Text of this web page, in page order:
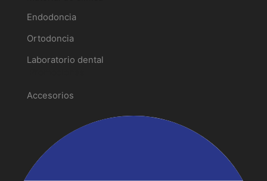
Endodoncia
Ortodoncia
Laboratorio dental
Accesorios